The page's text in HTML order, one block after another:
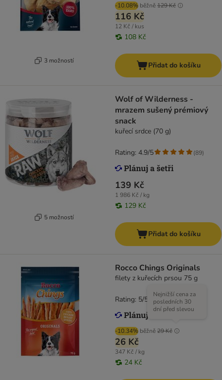
3 možností
-10.08% běžně129 Kč
116 Kč
12 Kč / kus
108 Kč
Přidat do košíku
5 možností
Wolf of Wilderness -
mrazem sušený prémiový
snack
kuřecí srdce (70 g)
139 Kč
1 986 Kč / kg
129 Kč
Rating: 4.9/5 (89)
Přidat do košíku
Rocco Chings Originals
filety z kuřecích prsou 75 g
-10.34% běžně29 Kč
Nejnižší cena za
posledních 30
dní před slevou
26 Kč
347 Kč / kg
24 Kč
Rating: 5/5 (2